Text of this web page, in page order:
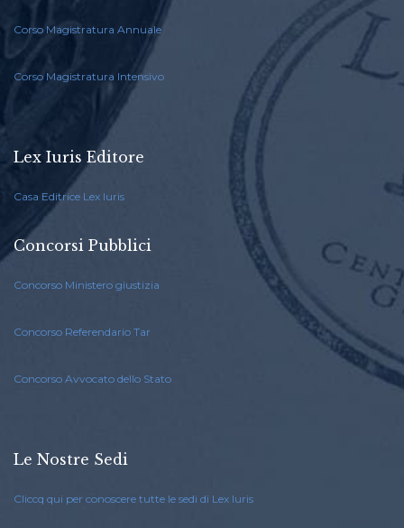
Corso Magistratura Annuale
Corso Magistratura Intensivo
Lex Iuris Editore
Casa Editrice Lex Iuris
Concorsi Pubblici
Concorso Ministero giustizia
Concorso Referendario Tar
Concorso Avvocato dello Stato
Le Nostre Sedi
Cliccq qui per conoscere tutte le sedi di Lex Iuris